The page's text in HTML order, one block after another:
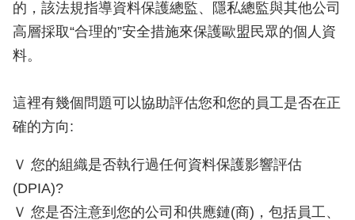
的，該法規指導資料保護總監、隱私總監與其他公司
高層採取“合理的”安全措施來保護歐盟民眾的個人資
料。
這裡有幾個問題可以協助評估您和您的員工是否在正
確的方向:
Ｖ 您的組織是否執行過任何資料保護影響評估
(DPIA)?
Ｖ 您是否注意到您的公司和供應鏈(商)，包括員工、